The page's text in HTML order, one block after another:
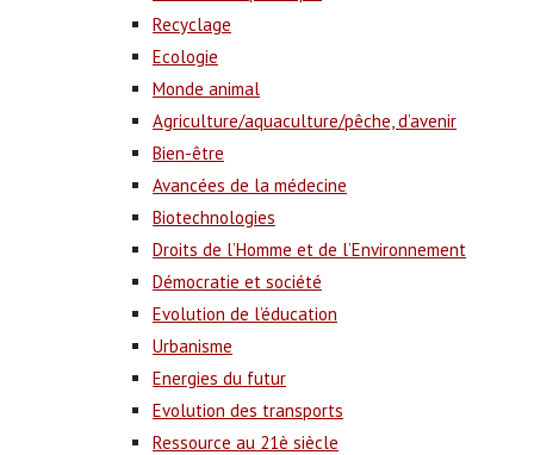
Recyclage
Ecologie
Monde animal
Agriculture/aquaculture/pêche, d’avenir
Bien-être
Avancées de la médecine
Biotechnologies
Droits de l’Homme et de l’Environnement
Démocratie et société
Evolution de l’éducation
Urbanisme
Energies du futur
Evolution des transports
Ressource au 21è siècle